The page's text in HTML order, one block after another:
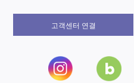
고객센터 연결